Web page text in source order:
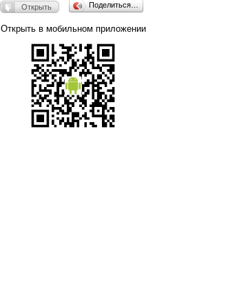
Открыть Поделиться…
Открыть в мобильном приложении